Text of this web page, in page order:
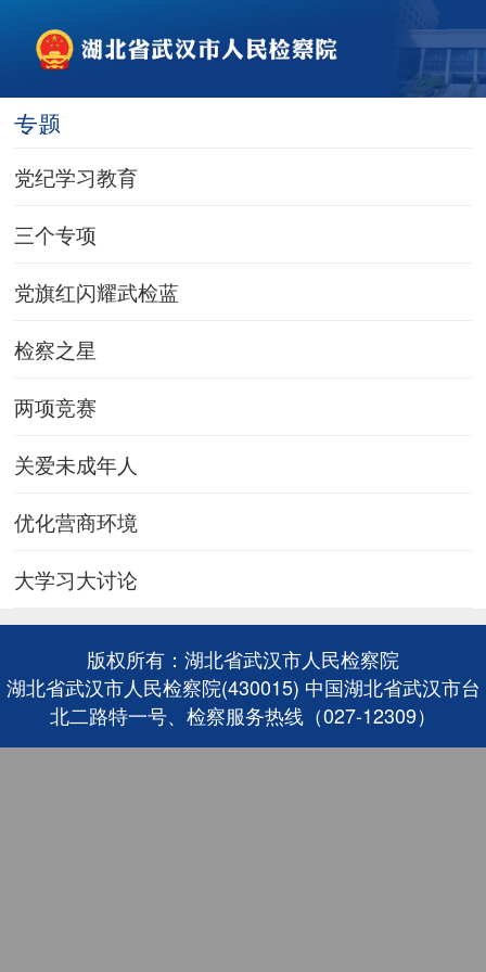
专题
党纪学习教育
三个专项
党旗红闪耀武检蓝
检察之星
两项竞赛
关爱未成年人
优化营商环境
大学习大讨论
版权所有：湖北省武汉市人民检察院
湖北省武汉市人民检察院(430015) 中国湖北省武汉市台
北二路特一号、检察服务热线（027-12309）